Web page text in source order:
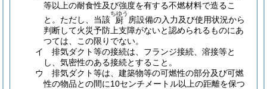
等以上の耐食性及び強度を有する不燃材料で造るこ
と。 ただし、当該 厨
ちゆう
房設備の入力及び使用状況から
判断して火災予防上支障がないと認められるものにあ
つては、この限りでない。
イ
排気ダクト等の接続は、フランジ接続、溶接等と
し、気密性のある接続とすること。
ウ
排気ダクト等は、建築物等の可燃性の部分及び可燃
性の物品との間に10センチメートル以上の距離を保つ